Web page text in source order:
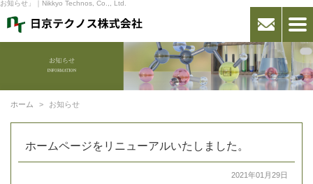
お知らせ」｜Nikkyo Technos, Co.,, Ltd.
ホーム お知らせ
ホームページをリニューアルいたしました。
2021年01月29日